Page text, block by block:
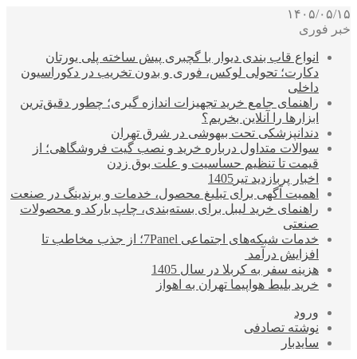
۱۴۰۵/۰۵/۱۵
خبر فوری
انواع قاب بندی دیوار با گچبری پیش ساخته پلی یورتان
دکارت؛ تحولی لوکس، فوری و بدون تخریب در دکوراسیون
داخلی
راهنمای جامع خرید تجهیزات اندازه گیری؛ چطور دقیق‌ترین
ابزارها را آنلاین بخریم؟
دندانپزشکی تحت بیهوشی در شرق تهران
سوالات متداول درباره خرید و نصب گیت فروشگاهی؛ از
قیمت تا تنظیم حساسیت و علت بوق زدن
اخبار پربازدید تیر1405
اهمیت آگهی برای تبلیغ محصول، خدمات و برندینگ در صنعت
راهنمای خرید لیبل برای بسته‌بندی، چاپ بارکد و محصولات
صنعتی
خدمات شبکه‌های اجتماعی 7Panel؛ از جذب مخاطب تا
افزایش درآمد
هزینه سفر به کربلا در سال 1405
خرید بلیط هواپیما تهران به اهواز
ورود
نوشته تصادفی
سایدبار